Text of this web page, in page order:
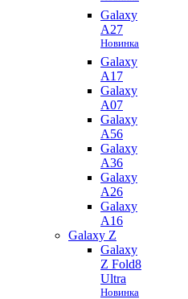
Galaxy
A27
Новинка
Galaxy
A17
Galaxy
A07
Galaxy
A56
Galaxy
A36
Galaxy
A26
Galaxy
A16
Galaxy Z
Galaxy
Z Fold8
Ultra
Новинка